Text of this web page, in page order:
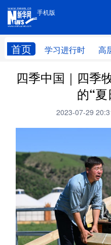
手机版
首页 学习进行时 高
手机版
网
学习进行时 高层
财经
文化 书画
访谈 视频
法律 中央文件
食品 人居
四季中国｜四季
的“
2023-07-29